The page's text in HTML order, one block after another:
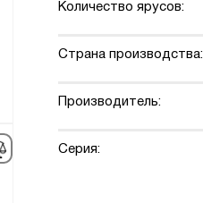
Количество ярусов:
Страна производства:
Производитель:
Серия: